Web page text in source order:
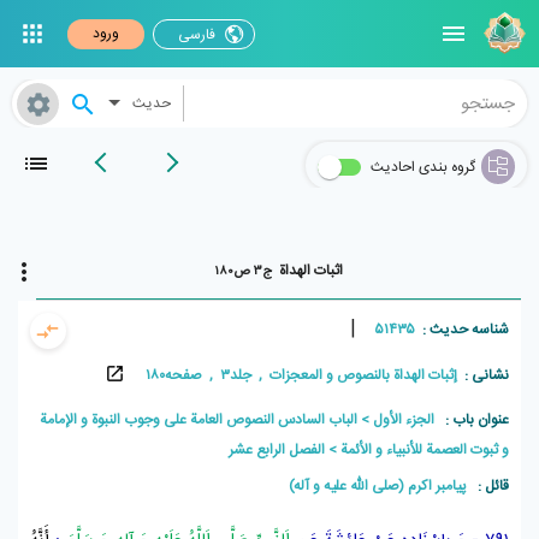
فارسی ورود
حدیث
گروه بندی احادیث
اثبات الهداة ج۳ ص۱۸۰
شناسه حدیث : ۵۱۴۳۵ |
نشانی :إثبات الهداة بالنصوص و المعجزات , جلد۳ , صفحه۱۸۰
عنوان باب : الجزء الأول
الباب السادس النصوص العامة على وجوب النبوة و الإمامة
و ثبوت العصمة للأنبياء و الأئمة
الفصل الرابع عشر
قائل : پيامبر اکرم (صلی الله علیه و آله)